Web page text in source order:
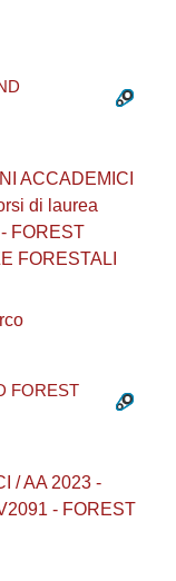
ACCADEMICI
di laurea
FOREST
FORESTALI
FOREST
/ AA 2023 -
- FOREST